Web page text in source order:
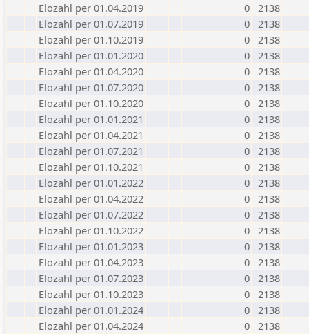
Elozahl per 01.04.2019
0 2138
Elozahl per 01.07.2019
0 2138
Elozahl per 01.10.2019
0 2138
Elozahl per 01.01.2020
0 2138
Elozahl per 01.04.2020
0 2138
Elozahl per 01.07.2020
0 2138
Elozahl per 01.10.2020
0 2138
Elozahl per 01.01.2021
0 2138
Elozahl per 01.04.2021
0 2138
Elozahl per 01.07.2021
0 2138
Elozahl per 01.10.2021
0 2138
Elozahl per 01.01.2022
0 2138
Elozahl per 01.04.2022
0 2138
Elozahl per 01.07.2022
0 2138
Elozahl per 01.10.2022
0 2138
Elozahl per 01.01.2023
0 2138
Elozahl per 01.04.2023
0 2138
Elozahl per 01.07.2023
0 2138
Elozahl per 01.10.2023
0 2138
Elozahl per 01.01.2024
0 2138
Elozahl per 01.04.2024
0 2138